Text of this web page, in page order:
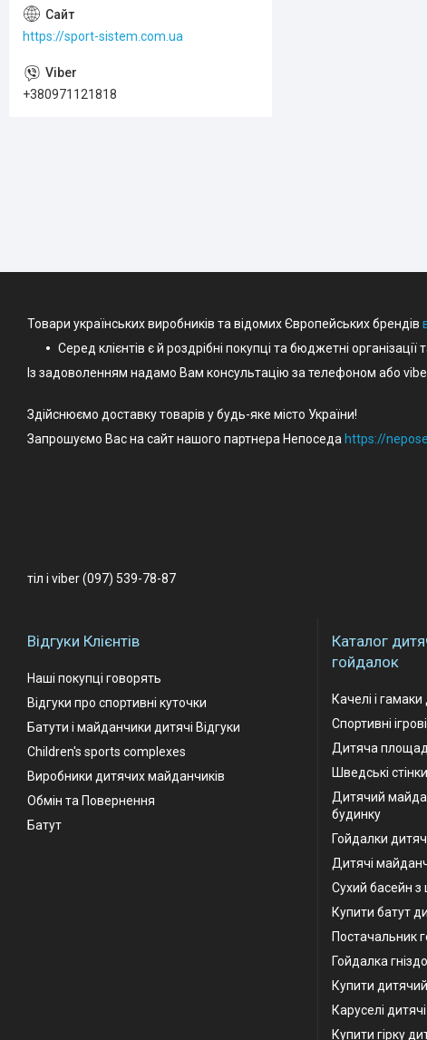
https://sport-sistem.com.ua
+380971121818
Товари українських виробників та відомих Європейських брендів
Серед клієнтів є й роздрібні покупці та бюджетні організації
Із задоволенням надамо Вам консультацію за телефоном або
Здійснюємо доставку товарів у будь-яке місто України!
Запрошуємо Вас на сайт нашого партнера Непоседа https://
тіл і viber (097) 539-78-87
Відгуки Клієнтів
Наші покупці говорять
Відгуки про спортивні куточки
Батути і майданчики дитячі Відгуки
Children's sports complexes
Виробники дитячих майданчиків
Обмін та Повернення
Батут
Каталог
гойдалок
Качелі і гамаки
Спортивні
Дитяча
Шведські
Дитячий
будинку
Гойдалки
Дитячі
Сухий басейн
Купити батут
Постачальник
Гойдалка
Купити
Каруселі
Купити гірку